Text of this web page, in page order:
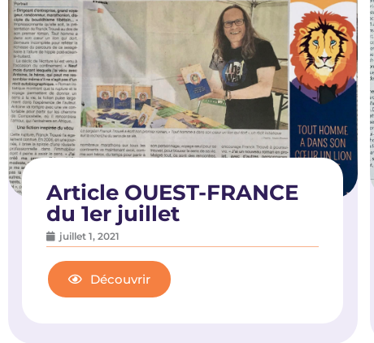
Article OUEST-FRANCE
du 1er juillet
juillet 1, 2021
Découvrir